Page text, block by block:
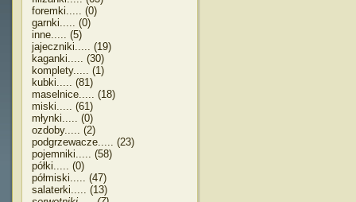
foremki..... (0)
garnki..... (0)
inne..... (5)
jajeczniki..... (19)
kaganki..... (30)
komplety..... (1)
kubki..... (81)
maselnice..... (18)
miski..... (61)
młynki..... (0)
ozdoby..... (2)
podgrzewacze..... (23)
pojemniki..... (58)
półki..... (0)
półmiski..... (47)
salaterki..... (13)